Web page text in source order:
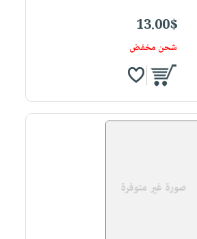
13.00$
شحن مخفض